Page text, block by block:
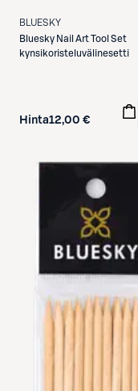
BLUESKY
Bluesky Nail Art Tool Set
kynsikoristeluvälinesetti
Hinta12,00 €